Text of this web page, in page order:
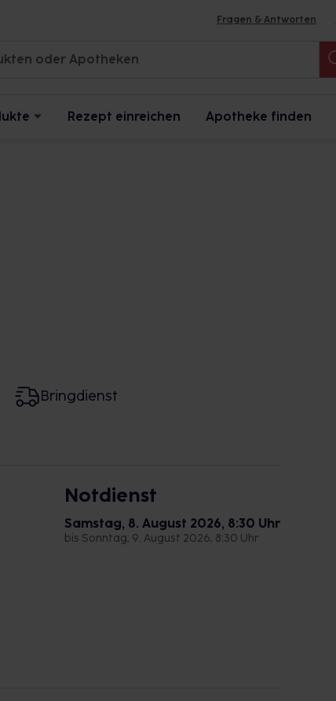
Fragen & Antworten
Rezept einreichen Apotheke finden
Bringdienst
Notdienst
Samstag, 8. August 2026, 8:30 Uhr
bis Sonntag, 9. August 2026, 8:30 Uhr